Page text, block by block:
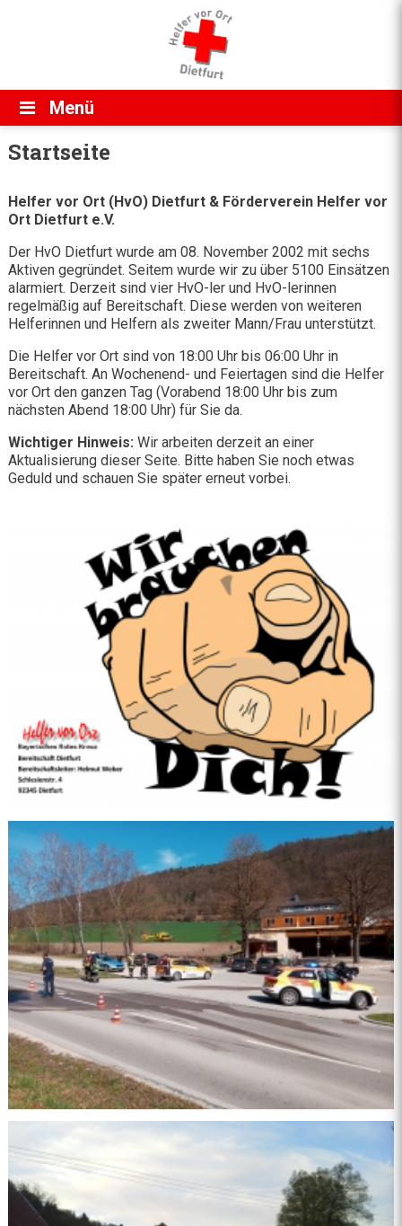
Menü
Startseite
Helfer vor Ort (HvO) Dietfurt & Förderverein Helfer vor
Ort Dietfurt e.V.
Der HvO Dietfurt wurde am 08. November 2002 mit sechs
Aktiven gegründet. Seitem wurde wir zu über 5100 Einsätzen
alarmiert. Derzeit sind vier HvO-ler und HvO-lerinnen
regelmäßig auf Bereitschaft. Diese werden von weiteren
Helferinnen und Helfern als zweiter Mann/Frau unterstützt.
Die Helfer vor Ort sind von 18:00 Uhr bis 06:00 Uhr in
Bereitschaft. An Wochenend- und Feiertagen sind die Helfer
vor Ort den ganzen Tag (Vorabend 18:00 Uhr bis zum
nächsten Abend 18:00 Uhr) für Sie da.
Wichtiger Hinweis: Wir arbeiten derzeit an einer
Aktualisierung dieser Seite. Bitte haben Sie noch etwas
Geduld und schauen Sie später erneut vorbei.